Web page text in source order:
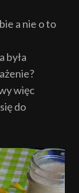
a nie o to
była
więc
do